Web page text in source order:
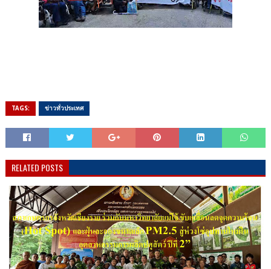
TAGS: ข่าวทั่วประเทศ
RELATED POSTS